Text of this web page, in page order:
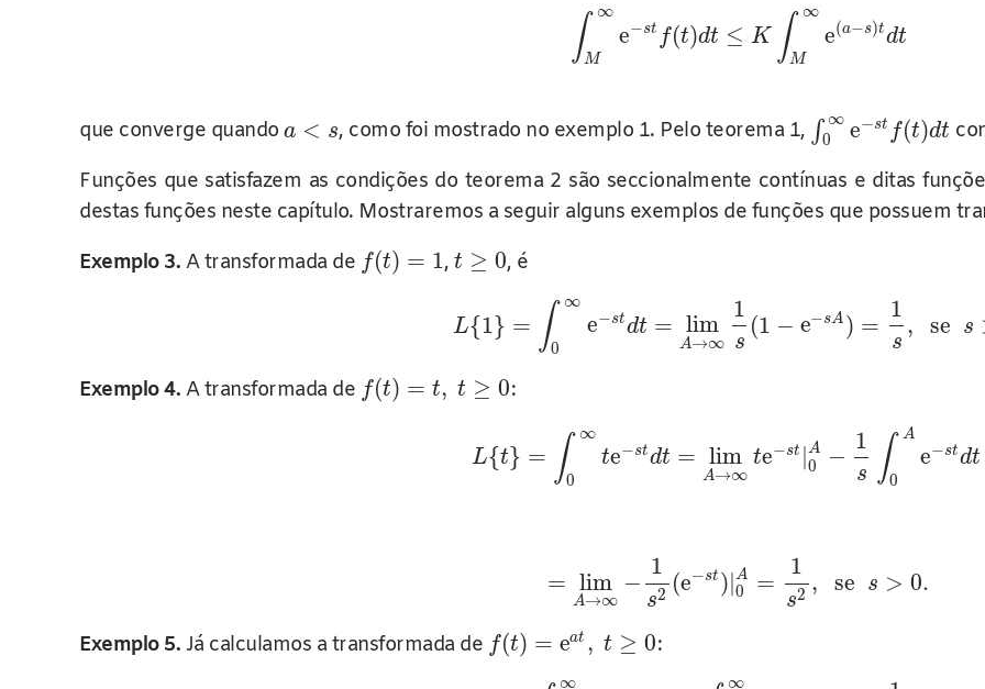
∫ ∞
M
e−st f(t)dt ≤ K ∫ ∞
M
e(a−s)tdt
que converge quando a < s, como foi mostrado no exemplo 1. Pelo teorema 1, ∫ ∞
0
e−st f(t)dt
Funções que satisfazem as condições do teorema 2 são seccionalmente contínuas e ditas
destas funções neste capítulo. Mostraremos a seguir alguns exemplos de funções que possuem
Exemplo 3. A transformada de f(t) = 1, t ≥ 0, é
L{1} = ∫ ∞
0
e−stdt = lim
A→∞
1
s
(1 − e−sA ) =
1
s
, se s
Exemplo 4. A transformada de f(t) = t, t ≥ 0:
L{t} = ∫ ∞
0
te−stdt = lim
A→∞
te−st A
0 −
1
s ∫ A
0
e−stdt
= lim
A→∞
−
1
s2 (e−st ) |A
0 =
1
s2 , se s > 0.
Exemplo 5. Já calculamos a transformada de f(t) = eat , t ≥ 0:
∞
∞